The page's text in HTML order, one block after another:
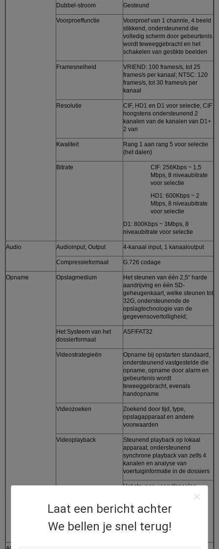
Laat een bericht achter
We bellen je snel terug!
Dubbel-stroom Gesteund
Voorproeffunctie
Voorproef van 1 channle, 4 beeld
stikkend, ondersteunend die
volledig scherm door gebeurtenis
wordt teweeggebracht en het
schakelen van gestikte beelden
Framesnelheid
VRIEND: 100 frames/s, tot 25
frames/s per kanaal; NTSC: 120
frames/s, tot 30 frames/s per
kanaal
Resolutie
CIF, HD1 en D1 voor selectie, CIF
hoogstens ondersteunend 2
kanalen van de kanalen van D1+
2 van
Kwaliteit
Rang 1 aan rang 5 voor selectie
(het dalen)
Bitrate
CIF: 256Kbps ~ 1,5
Mbps, 8 niveaubitrate
voor selectie
HD1: 600Kbps ~ 2
Mbps, 8 niveaubitrate
voor selectie
D1: 800Kbps ~ 3Mbps, 8
niveaubitrate voor selectie
Audio Audioinput, Output 4-kanaal input, 1 kanaaloutput
Compressieformaat G.726 codage
Opname Opslagmedium
Het steunen van één 2,5“ harde
aandrijving en één SD-
geheugenkaart, welke steunen tot
32G, ondersteunende de
opslagtechnologie van de
gegevensovertolligheid;
Het Systeem van het
dossierformaat
ASF/FAT32
Videostrategieën
Opname bij opstarten standaard,
ondersteunend vastgestelde die
opname, opname door alarm en
gebeurtenis wordt
teweeggebracht, evenals
handopname
Videozoeken
Zoekend door tijd, type,
opslagapparaat en andere
voorwaarden
Videoplayback
Steunend playback op lokaal
apparaat, ondersteunend
synchrone playback van zelfs 4
kanalen en analyse van
voertuiginformatie in de dossiers
Het steunen vooruitspoelen,
snelle achterwaarts, spel en
pauze, steunen vooruitspoelen
en snel achteruit bij de snelheid
ondersteunend dossierspel van
geselecteerde tijd